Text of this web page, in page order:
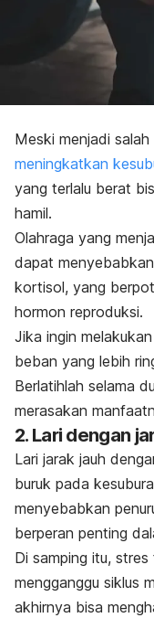
Meski menjadi salah
meningkatkan
yang terlalu berat
hamil.
Olahraga yang
dapat
kortisol, yang
hormon reproduksi.
Jika ingin
beban yang lebih
Berlatihlah selama
merasakan
2. Lari dengan
Lari jarak jauh
buruk pada
menyebabkan
berperan penting
Di samping itu,
mengganggu siklus
akhirnya bisa